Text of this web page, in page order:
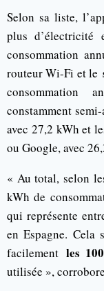
Selon sa liste,
plus d’électricité
consommation
routeur Wi-Fi et le
consommation
constamment
avec 27,2 kWh et
ou Google, avec
« Au total, selon
kWh de
qui représente
en Espagne. Cela
facilement les
utilisée »,